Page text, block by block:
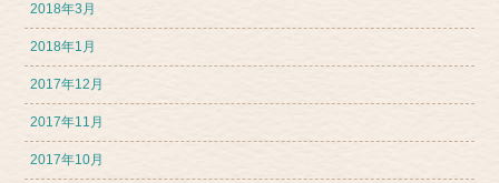
2018年3月
2018年1月
2017年12月
2017年11月
2017年10月